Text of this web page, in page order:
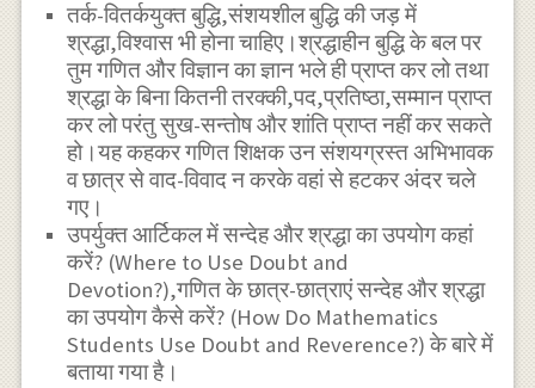
तर्क-वितर्कयुक्त बुद्धि,संशयशील बुद्धि की जड़ में
श्रद्धा,विश्वास भी होना चाहिए।श्रद्धाहीन बुद्धि के बल पर
तुम गणित और विज्ञान का ज्ञान भले ही प्राप्त कर लो तथा
श्रद्धा के बिना कितनी तरक्की,पद,प्रतिष्ठा,सम्मान प्राप्त
कर लो परंतु सुख-सन्तोष और शांति प्राप्त नहीं कर सकते
हो।यह कहकर गणित शिक्षक उन संशयग्रस्त अभिभावक
व छात्र से वाद-विवाद न करके वहां से हटकर अंदर चले
गए।
उपर्युक्त आर्टिकल में सन्देह और श्रद्धा का उपयोग कहां
करें? (Where to Use Doubt and
Devotion?),गणित के छात्र-छात्राएं सन्देह और श्रद्धा
का उपयोग कैसे करें? (How Do Mathematics
Students Use Doubt and Reverence?) के बारे में
बताया गया है।